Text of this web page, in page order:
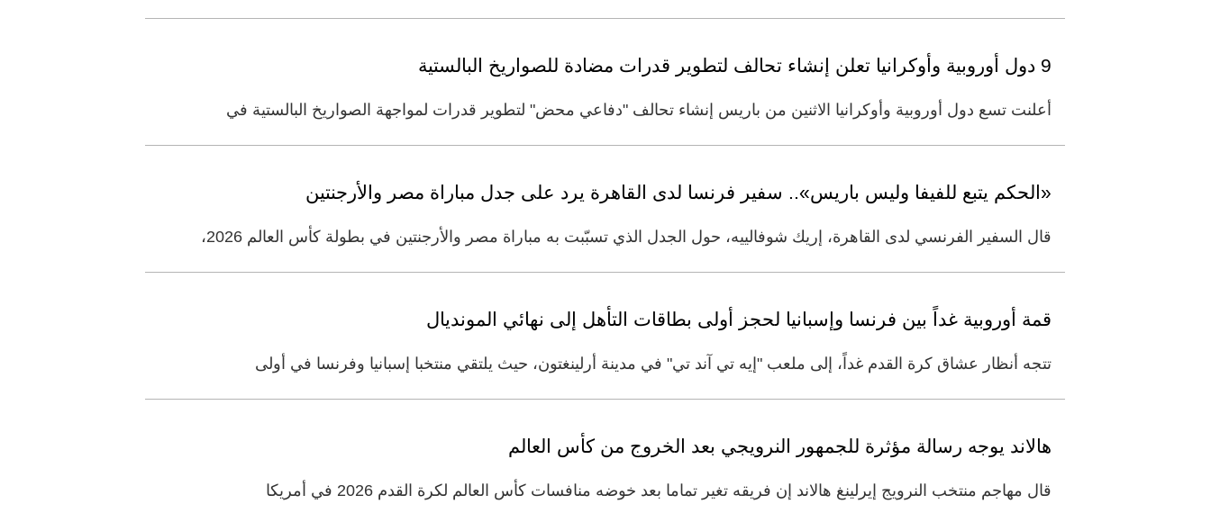
9 دول أوروبية وأوكرانيا تعلن إنشاء تحالف لتطوير قدرات مضادة للصواريخ البالستية
أعلنت تسع دول أوروبية وأوكرانيا الاثنين من باريس إنشاء تحالف "دفاعي محض" لتطوير قدرات لمواجهة الصواريخ البالستية في
«الحكم يتبع للفيفا وليس باريس».. سفير فرنسا لدى القاهرة يرد على جدل مباراة مصر والأرجنتين
قال السفير الفرنسي لدى القاهرة، إريك شوفالييه، حول الجدل الذي تسبّبت به مباراة مصر والأرجنتين في بطولة كأس العالم 2026،
قمة أوروبية غداً بين فرنسا وإسبانيا لحجز أولى بطاقات التأهل إلى نهائي المونديال
تتجه أنظار عشاق كرة القدم غداً، إلى ملعب "إيه تي آند تي" في مدينة أرلينغتون، حيث يلتقي منتخبا إسبانيا وفرنسا في أولى
هالاند يوجه رسالة مؤثرة للجمهور النرويجي بعد الخروج من كأس العالم
قال مهاجم منتخب النرويج إيرلينغ هالاند إن فريقه تغير تماما بعد خوضه منافسات كأس العالم لكرة القدم 2026 في أمريكا